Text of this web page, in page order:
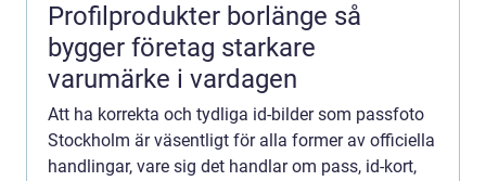
Profilprodukter borlänge så
bygger företag starkare
varumärke i vardagen
Att ha korrekta och tydliga id-bilder som passfoto
Stockholm är väsentligt för alla former av officiella
handlingar, vare sig det handlar om pass, id-kort,